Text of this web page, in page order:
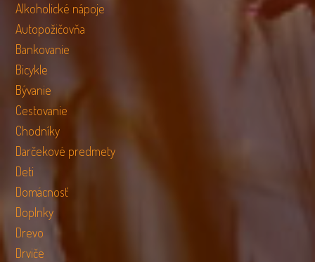
Alkoholické nápoje
Autopožičovňa
Bankovanie
Bicykle
Bývanie
Cestovanie
Chodníky
Darčekové predmety
Deti
Domácnosť
Doplnky
Drevo
Drviče